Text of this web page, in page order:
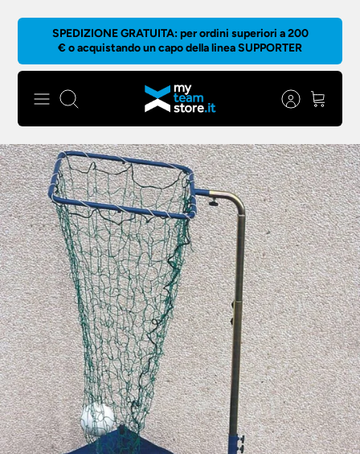
Salta
contenuto
SPEDIZIONE GRATUITA: per ordini superiori a 200
€ o acquistando un capo della linea SUPPORTER
Cerca